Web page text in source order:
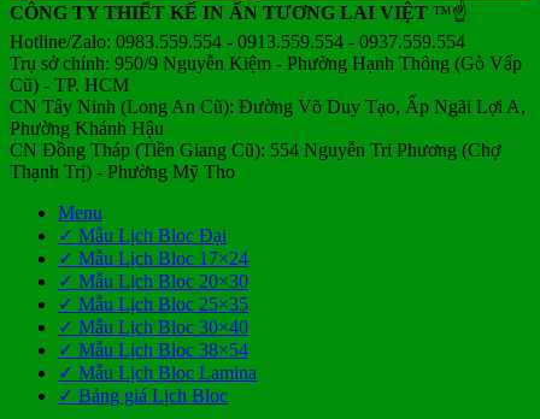
CÔNG TY THIẾT KẾ IN ẤN TƯƠNG LAI VIỆT ™☝️
Hotline/Zalo: 0983.559.554 - 0913.559.554 - 0937.559.554
Trụ sở chính: 950/9 Nguyễn Kiệm - Phường Hạnh Thông (Gò Vấp
Cũ) - TP. HCM
CN Tây Ninh (Long An Cũ): Đường Võ Duy Tạo, Ấp Ngãi Lợi A,
Phường Khánh Hậu
CN Đồng Tháp (Tiền Giang Cũ): 554 Nguyễn Tri Phương (Chợ
Thạnh Trị) - Phường Mỹ Tho
Menu
✓ Mẫu Lịch Bloc Đại
✓ Mẫu Lịch Bloc 17×24
✓ Mẫu Lịch Bloc 20×30
✓ Mẫu Lịch Bloc 25×35
✓ Mẫu Lịch Bloc 30×40
✓ Mẫu Lịch Bloc 38×54
✓ Mẫu Lịch Bloc Lamina
✓ Bảng giá Lịch Bloc